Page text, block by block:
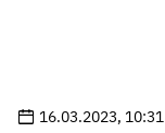
16.03.2023, 10:31